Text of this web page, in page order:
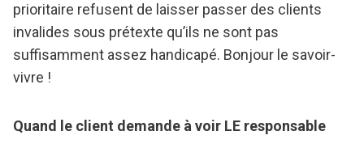
prioritaire refusent de laisser passer des clients
invalides sous prétexte qu’ils ne sont pas
suffisamment assez handicapé. Bonjour le savoir-
vivre !
Quand le client demande à voir LE responsable